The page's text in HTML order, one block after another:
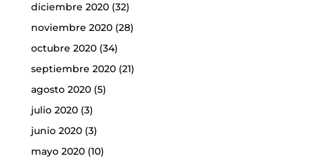
diciembre 2020(32)
noviembre 2020(28)
octubre 2020(34)
septiembre 2020(21)
agosto 2020(5)
julio 2020(3)
junio 2020(3)
mayo 2020(10)